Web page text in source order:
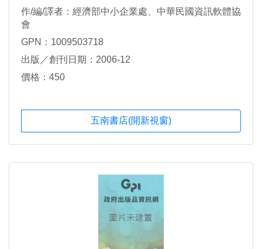
作/編/譯者：經濟部中小企業處、中華民國資訊軟體協
會
GPN：1009503718
出版／創刊日期：2006-12
價格：450
五南書店(開新視窗)